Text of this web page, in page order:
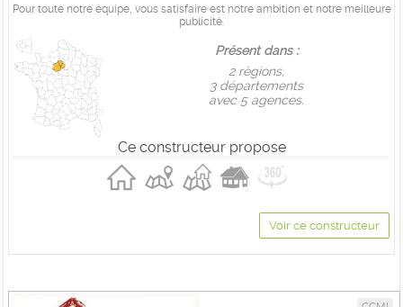
Pour toute notre équipe, vous satisfaire est notre ambition et notre meilleure
publicité.
Présent dans :
2 règions,
3 départements
avec 5 agences.
Ce constructeur propose
Voir ce constructeur